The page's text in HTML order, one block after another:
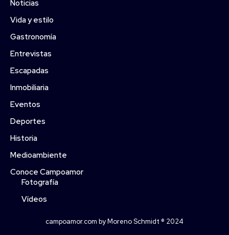
Noticias
Vida y estilo
Gastronomía
Entrevistas
Escapadas
Inmobiliaria
Eventos
Deportes
Historia
Medioambiente
Conoce Campoamor
Fotografía
Vídeos
campoamor.com by Moreno Schmidt ® 2024